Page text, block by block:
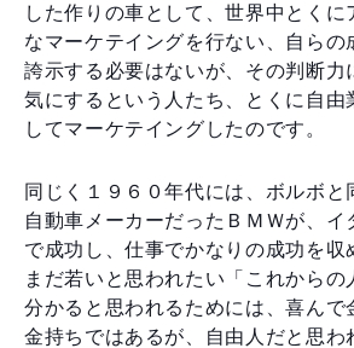
した作りの車として、世界中とくに
なマーケテイングを行ない、自らの
誇示する必要はないが、その判断力
気にするという人たち、とくに自由
してマーケテイングしたのです。
同じく１９６０年代には、ボルボと
自動車メーカーだったＢＭＷが、イ
で成功し、仕事でかなりの成功を収
まだ若いと思われたい「これからの
分かると思われるためには、喜んで
金持ちではあるが、自由人だと思わ